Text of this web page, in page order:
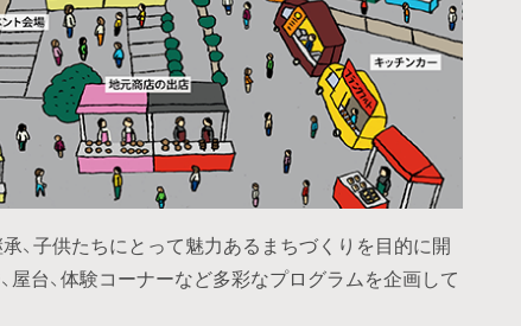
、子供たちにとって魅力あるまちづくりを目的に開
台、体験コーナーなど多彩なプログラムを企画して